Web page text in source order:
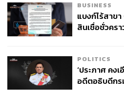
ตั้ง (7 พฤษภาคม)
นำบัตรเลือกตั้งที่ออกเสียงล
เลือกผู้สมัครผู้ใด
ระหว่างการออกเสียงลงคะ
BUSINESS
แบงก์ไร้สาข
สินเชื่อชั่วค
POLITICS
‘ประภาศ คง
อดีตอธิบดีกร